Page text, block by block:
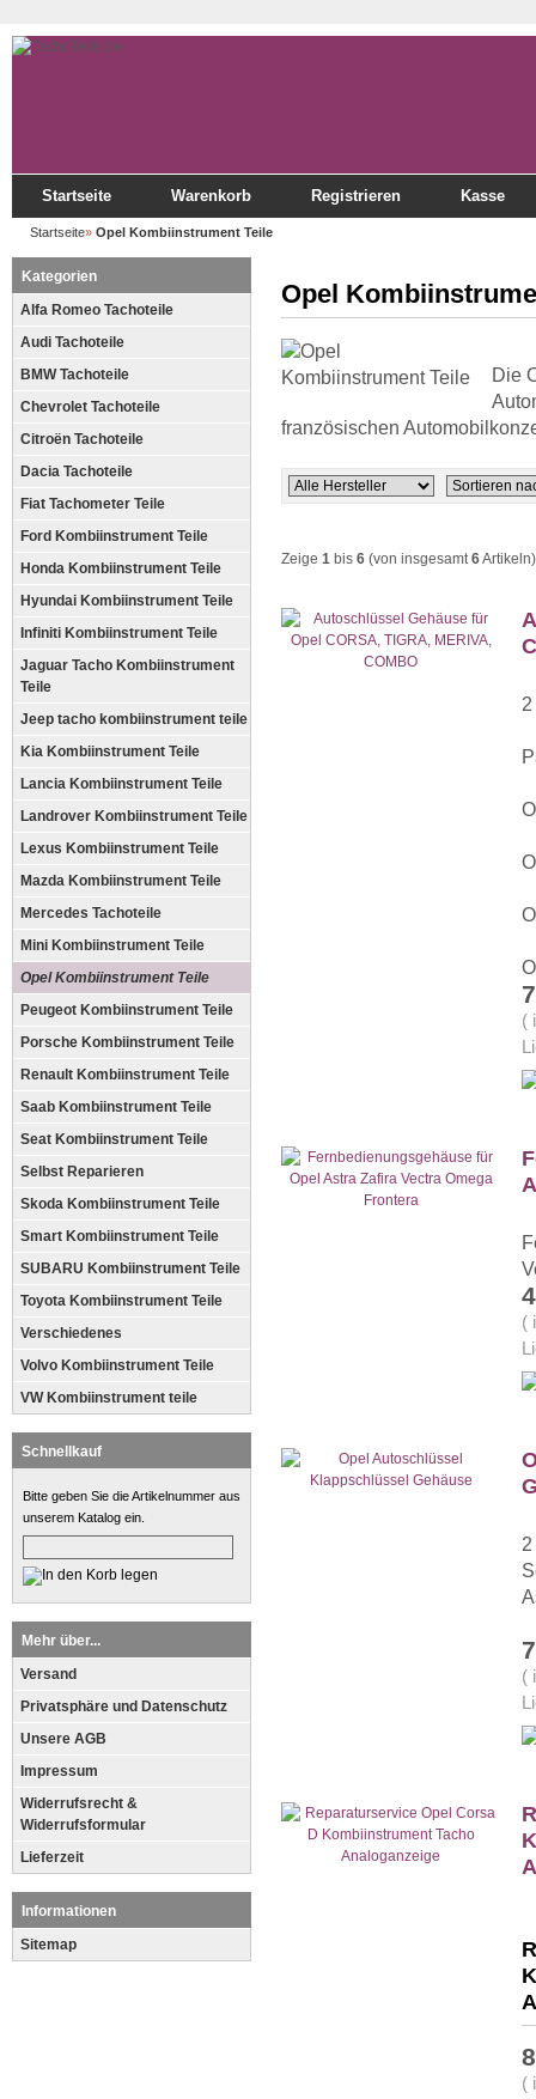
Startseite Warenkorb Registrieren Kasse
Startseite» Opel Kombiinstrument Teile
Kategorien
Alfa Romeo Tachoteile
Audi Tachoteile
BMW Tachoteile
Chevrolet Tachoteile
Citroën Tachoteile
Dacia Tachoteile
Fiat Tachometer Teile
Ford Kombiinstrument Teile
Honda Kombiinstrument Teile
Hyundai Kombiinstrument Teile
Infiniti Kombiinstrument Teile
Jaguar Tacho Kombiinstrument
Teile
Jeep tacho kombiinstrument teile
Kia Kombiinstrument Teile
Lancia Kombiinstrument Teile
Landrover Kombiinstrument Teile
Lexus Kombiinstrument Teile
Mazda Kombiinstrument Teile
Mercedes Tachoteile
Mini Kombiinstrument Teile
Opel Kombiinstrument Teile
Peugeot Kombiinstrument Teile
Porsche Kombiinstrument Teile
Renault Kombiinstrument Teile
Saab Kombiinstrument Teile
Seat Kombiinstrument Teile
Selbst Reparieren
Skoda Kombiinstrument Teile
Smart Kombiinstrument Teile
SUBARU Kombiinstrument Teile
Toyota Kombiinstrument Teile
Verschiedenes
Volvo Kombiinstrument Teile
VW Kombiinstrument teile
Schnellkauf
Bitte geben Sie die Artikelnummer aus
unserem Katalog ein.
Mehr über...
Versand
Privatsphäre und Datenschutz
Unsere AGB
Impressum
Widerrufsrecht &
Widerrufsformular
Lieferzeit
Informationen
Sitemap
Opel
Die
französischen
Zeige 1 bis 6 (von insgesamt6Artikeln)
(
(
(
(